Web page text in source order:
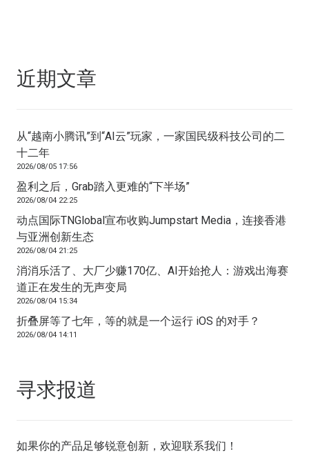
近期文章
从“越南小腾讯”到“AI云”玩家，一家国民级科技公司的二
十二年
2026/08/05 17:56
盈利之后，Grab踏入更难的“下半场”
2026/08/04 22:25
动点国际TNGlobal宣布收购Jumpstart Media，连接香港
与亚洲创新生态
2026/08/04 21:25
消消乐活了、大厂少赚170亿、AI开始抢人：游戏出海赛
道正在发生的无声变局
2026/08/04 15:34
折叠屏等了七年，等的就是一个运行 iOS 的对手？
2026/08/04 14:11
寻求报道
如果你的产品足够锐意创新，欢迎联系我们 ！